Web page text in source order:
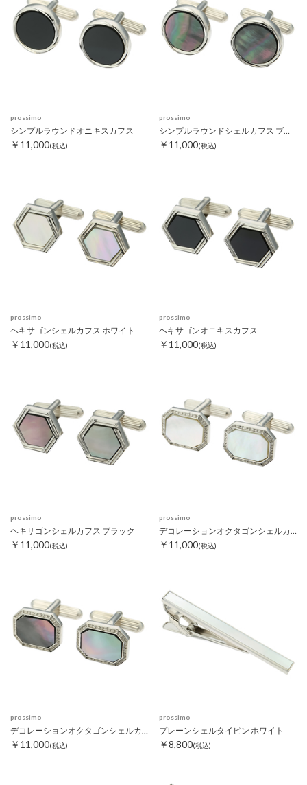
prossimo
シンプルラウンドオニキスカフス
￥11,000(税込)
prossimo
シンプルラウンドシェルカフス ブラック
￥11,000(税込)
prossimo
ヘキサゴンシェルカフス ホワイト
￥11,000(税込)
prossimo
ヘキサゴンオニキスカフス
￥11,000(税込)
prossimo
ヘキサゴンシェルカフス ブラック
￥11,000(税込)
prossimo
￥11,000(税込)
prossimo
デコレーションオクタゴンシェルカフス ブラック
￥11,000(税込)
prossimo
プレーンシェルタイピン ホワイト
￥8,800(税込)